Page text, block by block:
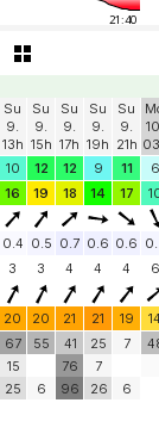
21:40
Su
9.
13h
Su
9.
15h
Su
9.
17h
Su
9.
19h
Su
9.
21h
10 12 12 9 11
6
16 19 18 14 17
0.4 0.5 0.7 0.6 0.6
3 3 4 4 4 6
20 20 21 21 19
67
15
25
55
6
41
76
96
25
7
26
7
6